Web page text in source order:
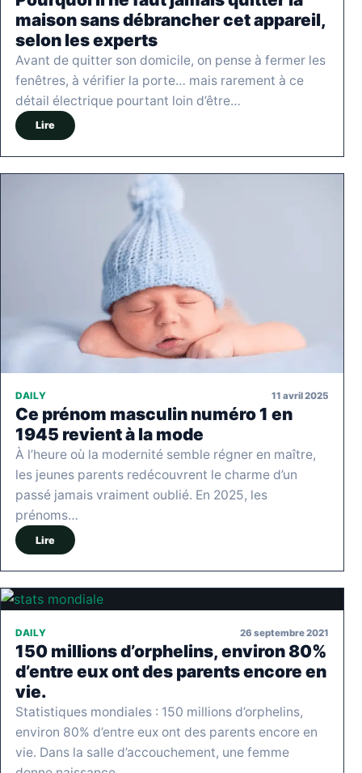
maison sans débrancher cet appareil,
selon les experts
Avant de quitter son domicile, on pense à fermer les
fenêtres, à vérifier la porte… mais rarement à ce
détail électrique pourtant loin d’être…
Lire
DAILY 11 avril 2025
Ce prénom masculin numéro 1 en
1945 revient à la mode
À l’heure où la modernité semble régner en maître,
les jeunes parents redécouvrent le charme d’un
passé jamais vraiment oublié. En 2025, les
prénoms…
Lire
DAILY 26 septembre 2021
150 millions d’orphelins, environ 80%
d’entre eux ont des parents encore en
vie.
Statistiques mondiales : 150 millions d’orphelins,
environ 80% d’entre eux ont des parents encore en
vie. Dans la salle d’accouchement, une femme